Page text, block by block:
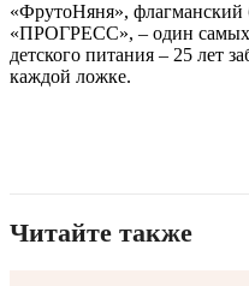
«ФрутоНяня»,
«ПРОГРЕСС», – один самых
детского питания – 25 лет
каждой ложке.
Читайте также